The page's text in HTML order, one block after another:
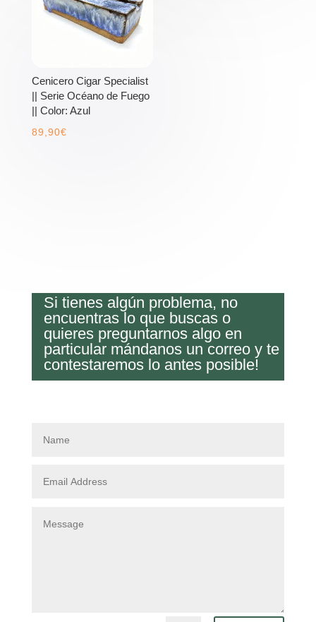
Cenicero Cigar Specialist
|| Serie Océano de Fuego
|| Color: Azul
89,90€
Si tienes algún problema, no
encuentras lo que buscas o
quieres preguntarnos algo en
particular mándanos un correo y te
contestaremos lo antes posible!